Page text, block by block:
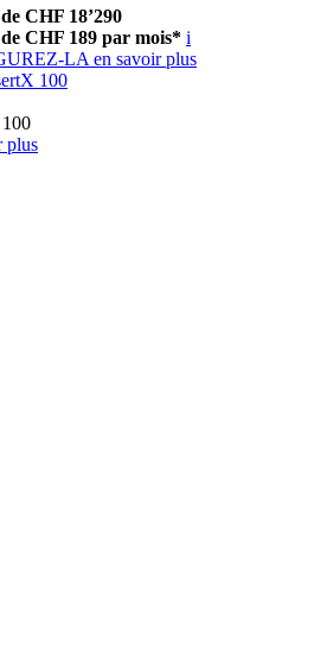
CHF 18’290
CHF 189 par mois* i
LA en savoir plus
100
plus